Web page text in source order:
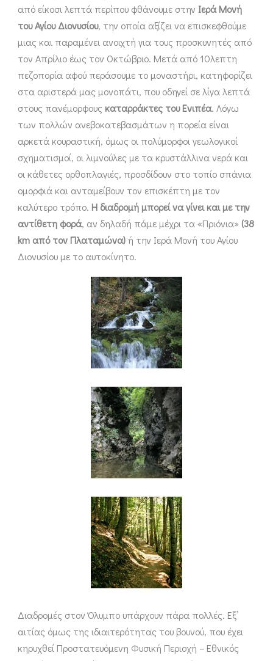
από είκοσι λεπτά περίπου φθάνουμε στην Ιερά Μονή
του Αγίου Διονυσίου, την οποία αξίζει να επισκεφθούμε
μιας και παραμένει ανοιχτή για τους προσκυνητές από
τον Απρίλιο έως τον Οκτώβριο. Μετά από 10λεπτη
πεζοπορία αφού περάσουμε το μοναστήρι, κατηφορίζει
στα αριστερά μας μονοπάτι, που οδηγεί σε λίγα λεπτά
στους πανέμορφους καταρράκτες του Ενιπέα. Λόγω
των πολλών ανεβοκατεβασμάτων η πορεία είναι
αρκετά κουραστική, όμως οι πολύμορφοι γεωλογικοί
σχηματισμοί, οι λιμνούλες με τα κρυστάλλινα νερά και
οι κάθετες ορθοπλαγιές, προσδίδουν στο τοπίο σπάνια
ομορφιά και ανταμείβουν τον επισκέπτη με τον
καλύτερο τρόπο. Η διαδρομή μπορεί να γίνει και με την
αντίθετη φορά, αν δηλαδή πάμε μέχρι τα «Πριόνια» (38
km από τον Πλαταμώνα)ή την Ιερά Μονή του Αγίου
Διονυσίου με το αυτοκίνητο.
Διαδρομές στον Όλυμπο υπάρχουν πάρα πολλές. Εξ’
αιτίας όμως της ιδιαιτερότητας του βουνού, που έχει
κηρυχθεί Προστατευόμενη Φυσική Περιοχή – Εθνικός